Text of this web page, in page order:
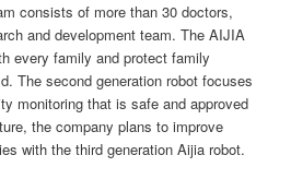
consists of more than 30 doctors,
and development team. The AIJIA
every family and protect family
The second generation robot focuses
monitoring that is safe and approved
the company plans to improve
with the third generation Aijia robot.